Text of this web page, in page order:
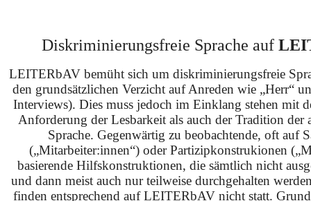
Diskriminierungsfreie Sprache auf
LEITERbAV bemüht sich um diskriminierungsfreie
den grundsätzlichen Verzicht auf Anreden wie „Herr“
Interviews). Dies muss jedoch im Einklang stehen mit
Anforderung der Lesbarkeit als auch der Tradition der
Sprache. Gegenwärtig zu beobachtende, oft auf
(„Mitarbeiter:innen“) oder Partizipkonstrukionen
basierende Hilfskonstruktionen, die sämtlich nicht
und dann meist auch nur teilweise durchgehalten
finden entsprechend auf LEITERbAV nicht statt.